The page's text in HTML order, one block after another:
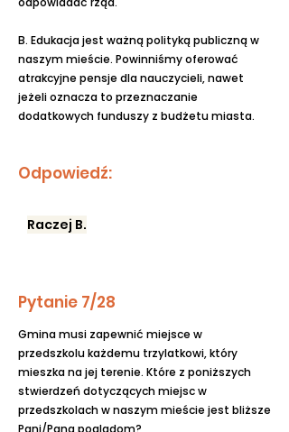
B. Edukacja jest ważną polityką publiczną w
naszym mieście. Powinniśmy oferować
atrakcyjne pensje dla nauczycieli, nawet
jeżeli oznacza to przeznaczanie
dodatkowych funduszy z budżetu miasta.
Odpowiedź:
Raczej B.
Pytanie 7/28
Gmina musi zapewnić miejsce w
przedszkolu każdemu trzylatkowi, który
mieszka na jej terenie. Które z poniższych
stwierdzeń dotyczących miejsc w
przedszkolach w naszym mieście jest bliższe
Pani/Pana poglądom?